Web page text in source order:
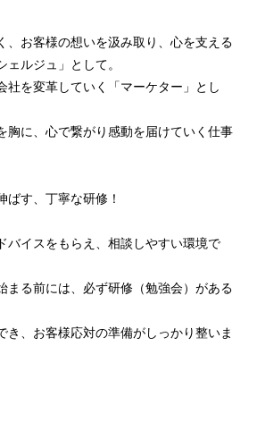
、お客様の想いを汲み取り、心を支える
ルジュ」として。
社を変革していく「マーケター」とし
胸に、心で繋がり感動を届けていく仕事
ばす、丁寧な研修！
バイスをもらえ、相談しやすい環境で
まる前には、必ず研修（勉強会）がある
き、お客様応対の準備がしっかり整いま